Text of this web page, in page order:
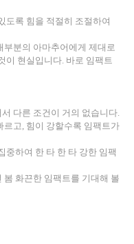
도록 힘을 적절히 조절하여
부분의 아마추어에게 제대로
이 현실입니다 바로 임팩트
다른 조건이 거의 없습니다
르고
힘이 강할수록 임팩트가
중하여 한 타 한 타 강한 임팩
화끈한 임팩트를 기대해 볼